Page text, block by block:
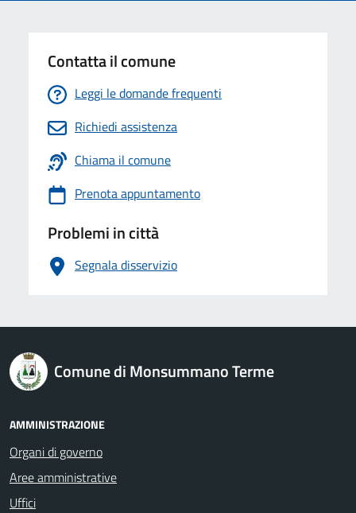
Contatta il comune
Leggi le domande frequenti
Richiedi assistenza
Chiama il comune
Prenota appuntamento
Problemi in città
Segnala disservizio
logo Unione Europea
Comune di Monsummano Terme
AMMINISTRAZIONE
Organi di governo
Aree amministrative
Uffici